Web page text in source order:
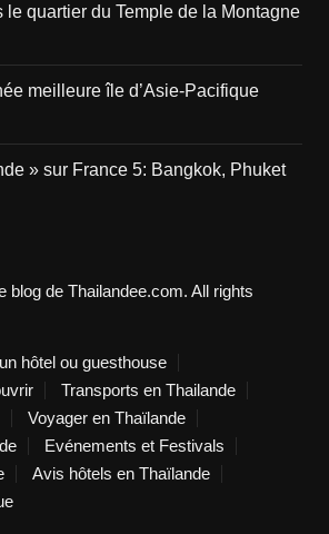
le quartier du Temple de la Montagne
meilleure île d’Asie-Pacifique
» sur France 5: Bangkok, Phuket
blog de Thailandee.com. All rights
hôtel ou guesthouse
Transports en Thailande
Voyager en Thaïlande
Evénements et Festivals
Avis hôtels en Thaïlande